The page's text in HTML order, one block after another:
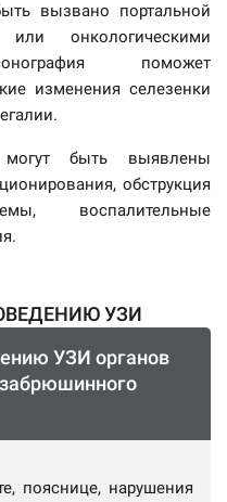
вызвано портальной
или онкологическими
поможет
изменения селезенки
быть выявлены
обструкция
воспалительные
УЗИ
УЗИ органов
пояснице, нарушения